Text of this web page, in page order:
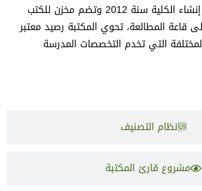
نظام التصنيف
مشروع قارئ المكتبة
أنشأت المكتبة بقرار إنشاء الكلية سنة 2012 وتضم مخزن للكتب
قاعة المطالعة، تحوي المكتبة رصيد معتبر
التي تخدم التخصصات المدرسة